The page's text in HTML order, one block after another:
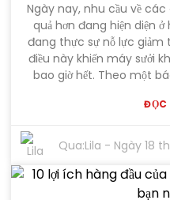
Ngày nay, nhu cầu về các
quả hơn đang hiện diện
đang thực sự nỗ lực giảm
điều này khiến máy sưởi
bao giờ hết. Theo một
30% chi phí năng
chỉ đơn thuần là tiết kiệm
lớn hướng tới sự bền vững
tru hơn. Tiến sĩ Emily
các giải pháp sưởi ấm
ĐỌC
Qua:Lila - Ngày 18